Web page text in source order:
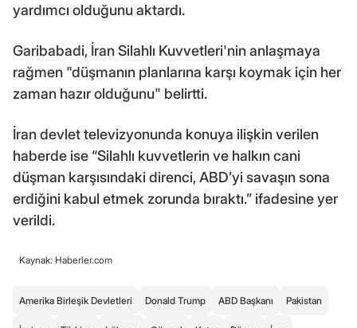
yardımcı olduğunu aktardı.
Garibabadi, İran Silahlı Kuvvetleri'nin anlaşmaya
rağmen "düşmanın planlarına karşı koymak için her
zaman hazır olduğunu" belirtti.
İran devlet televizyonunda konuya ilişkin verilen
haberde ise “Silahlı kuvvetlerin ve halkın cani
düşman karşısındaki direnci, ABD’yi savaşın sona
erdiğini kabul etmek zorunda bıraktı.” ifadesine yer
verildi.
Kaynak: Haberler.com
Amerika Birleşik Devletleri Donald Trump ABD Başkanı Pakistan